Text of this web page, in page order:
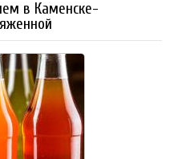
в Каменске-